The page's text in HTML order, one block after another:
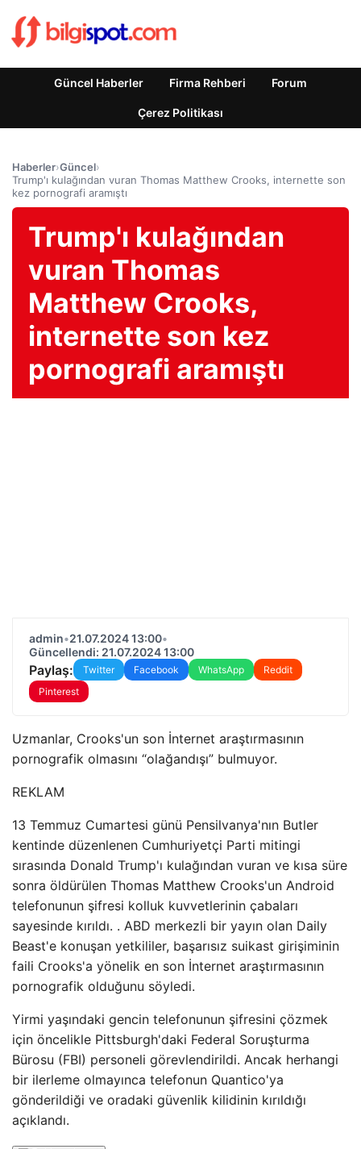
Güncel Haberler Firma Rehberi Forum
Çerez Politikası
Haberler›Güncel›
Trump'ı kulağından vuran Thomas Matthew Crooks, internette son
kez pornografi aramıştı
Trump'ı kulağından
vuran Thomas
Matthew Crooks,
internette son kez
pornografi aramıştı
admin•21.07.2024 13:00•
Güncellendi: 21.07.2024 13:00
Paylaş: Twitter Facebook WhatsApp
Reddit
Pinterest
Uzmanlar, Crooks'un son İnternet araştırmasının
pornografik olmasını “olağandışı” bulmuyor.
REKLAM
13 Temmuz Cumartesi günü Pensilvanya'nın Butler
kentinde düzenlenen Cumhuriyetçi Parti mitingi
sırasında Donald Trump'ı kulağından vuran ve kısa süre
sonra öldürülen Thomas Matthew Crooks'un Android
telefonunun şifresi kolluk kuvvetlerinin çabaları
sayesinde kırıldı. . ABD merkezli bir yayın olan Daily
Beast'e konuşan yetkililer, başarısız suikast girişiminin
faili Crooks'a yönelik en son İnternet araştırmasının
pornografik olduğunu söyledi.
Yirmi yaşındaki gencin telefonunun şifresini çözmek
için öncelikle Pittsburgh'daki Federal Soruşturma
Bürosu (FBI) personeli görevlendirildi. Ancak herhangi
bir ilerleme olmayınca telefonun Quantico'ya
gönderildiği ve oradaki güvenlik kilidinin kırıldığı
açıklandı.